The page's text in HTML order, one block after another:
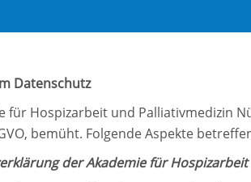
Datenschutz
für Hospizarbeit und Palliativmedizin
bemüht. Folgende Aspekte
der Akademie für